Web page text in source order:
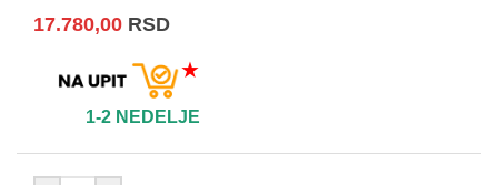
17.780,00 RSD
★
1-2 NEDELJE